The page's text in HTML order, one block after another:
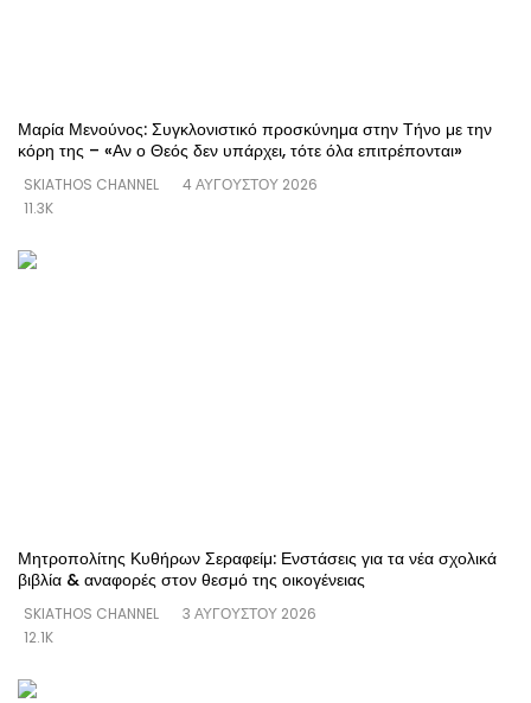
Μαρία Μενούνος: Συγκλονιστικό προσκύνημα στην Τήνο με την
κόρη της – «Αν ο Θεός δεν υπάρχει, τότε όλα επιτρέπονται»
SKIATHOS CHANNEL
4 ΑΥΓΟΎΣΤΟΥ 2026
11.3K
Μητροπολίτης Κυθήρων Σεραφείμ: Ενστάσεις για τα νέα σχολικά
βιβλία & αναφορές στον θεσμό της οικογένειας
SKIATHOS CHANNEL
3 ΑΥΓΟΎΣΤΟΥ 2026
12.1K